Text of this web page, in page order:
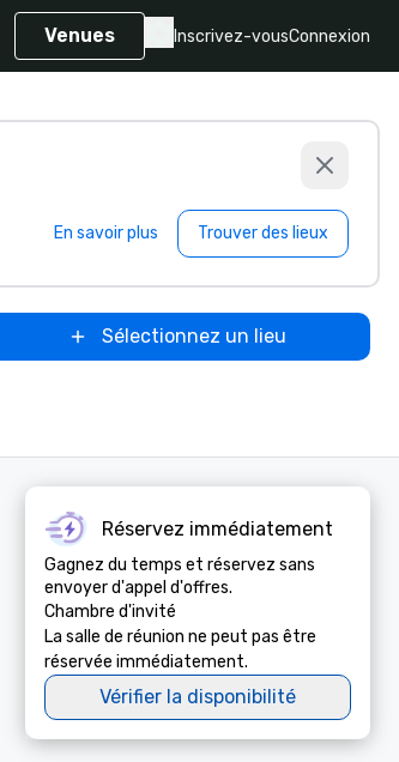
Venues Inscrivez-vousConnexion
En savoir plus Trouver des lieux
Sélectionnez un lieu
Réservez immédiatement
Gagnez du temps et réservez sans
envoyer d'appel d'offres.
Chambre d'invité
La salle de réunion ne peut pas être
réservée immédiatement.
Vérifier la disponibilité